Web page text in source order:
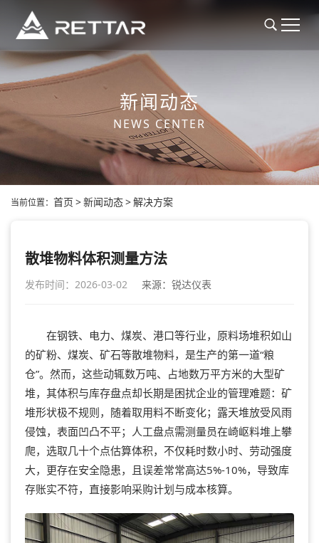
新闻动态
NEWS CENTER
当前位置： 首页 >新闻动态>解决方案
散堆物料体积测量方法
发布时间：2026-03-02 来源：锐达仪表
在钢铁、电力、煤炭、港口等行业，原料场堆积如山
的矿粉、煤炭、矿石等散堆物料，是生产的第一道“粮
仓”。然而，这些动辄数万吨、占地数万平方米的大型矿
堆，其体积与库存盘点却长期是困扰企业的管理难题：矿
堆形状极不规则，随着取用料不断变化；露天堆放受风雨
侵蚀，表面凹凸不平；人工盘点需测量员在崎岖料堆上攀
爬，选取几十个点估算体积，不仅耗时数小时、劳动强度
大，更存在安全隐患，且误差常常高达5%-10%，导致库
存账实不符，直接影响采购计划与成本核算。